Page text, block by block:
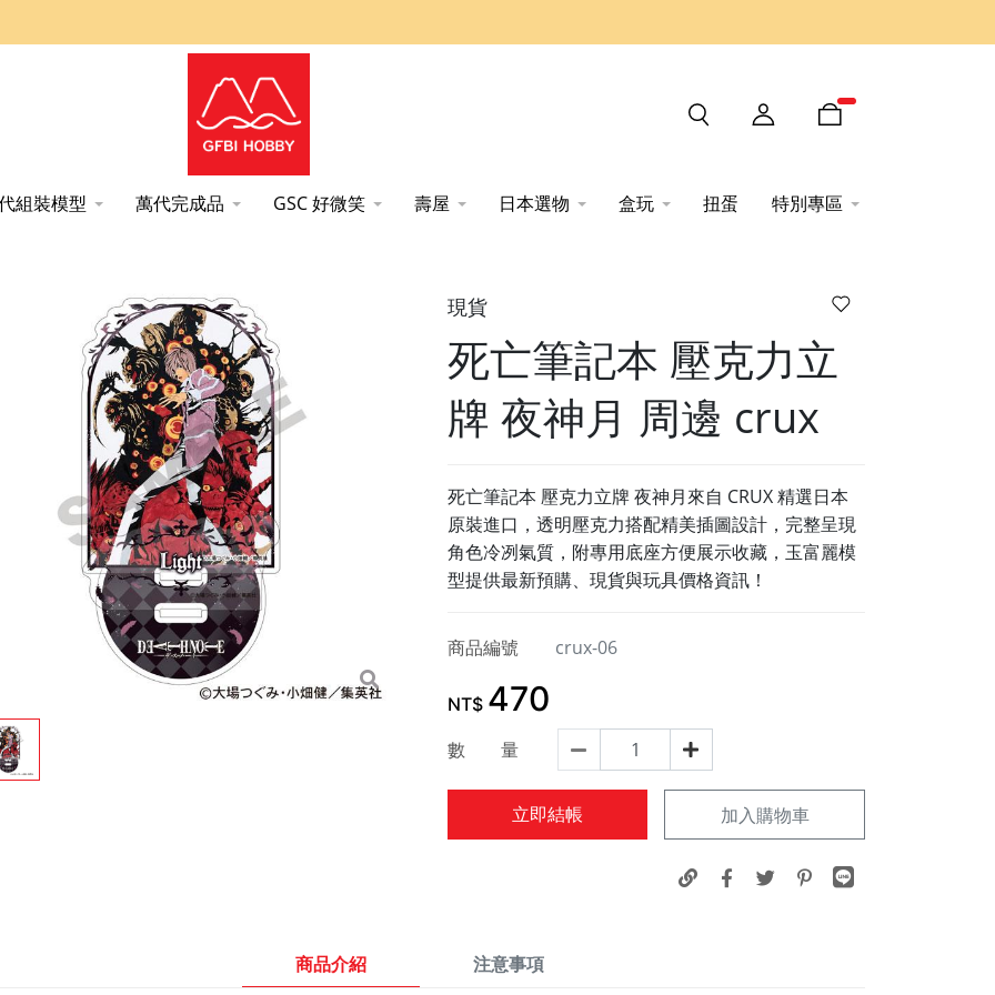
組裝模型 萬代完成品 GSC 好微笑 壽屋 日本選物 盒玩 扭蛋 特別專區
神月 周邊 crux
現貨
死亡筆記本 壓克力立
牌 夜神月 周邊 crux
死亡筆記本 壓克力立牌 夜神月來自 CRUX 精選日本
原裝進口，透明壓克力搭配精美插圖設計，完整呈現
角色冷冽氣質，附專用底座方便展示收藏，玉富麗模
型提供最新預購、現貨與玩具價格資訊！
商品編號 crux-06
NT$ 470
數 量
立即結帳 加入購物車
商品介紹 注意事項